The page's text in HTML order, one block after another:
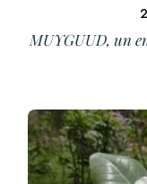
MUYGUUD, un